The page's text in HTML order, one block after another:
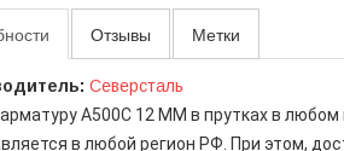
Отзывы Метки
Северсталь
А500С 12 ММ в прутках в
в любой регион РФ. При этом,